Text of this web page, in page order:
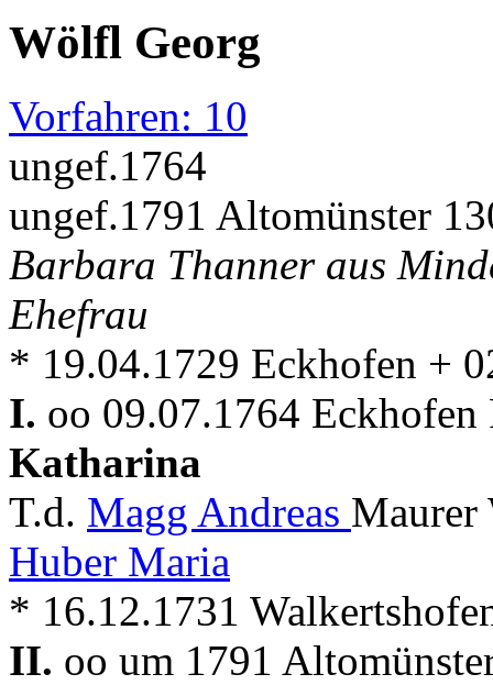
Wölfl Georg
Vorfahren: 10
ungef.1764
ungef.1791 Altomünster
Barbara Thanner aus
Ehefrau
* 19.04.1729 Eckhofen +
I. oo 09.07.1764
Katharina
T.d. Magg Andreas Maurer
Huber Maria
* 16.12.1731
II. oo um 1791